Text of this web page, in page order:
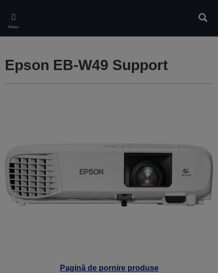
main
content
Meniu
Pagină de pornire produse
Epson EB-W49 Support